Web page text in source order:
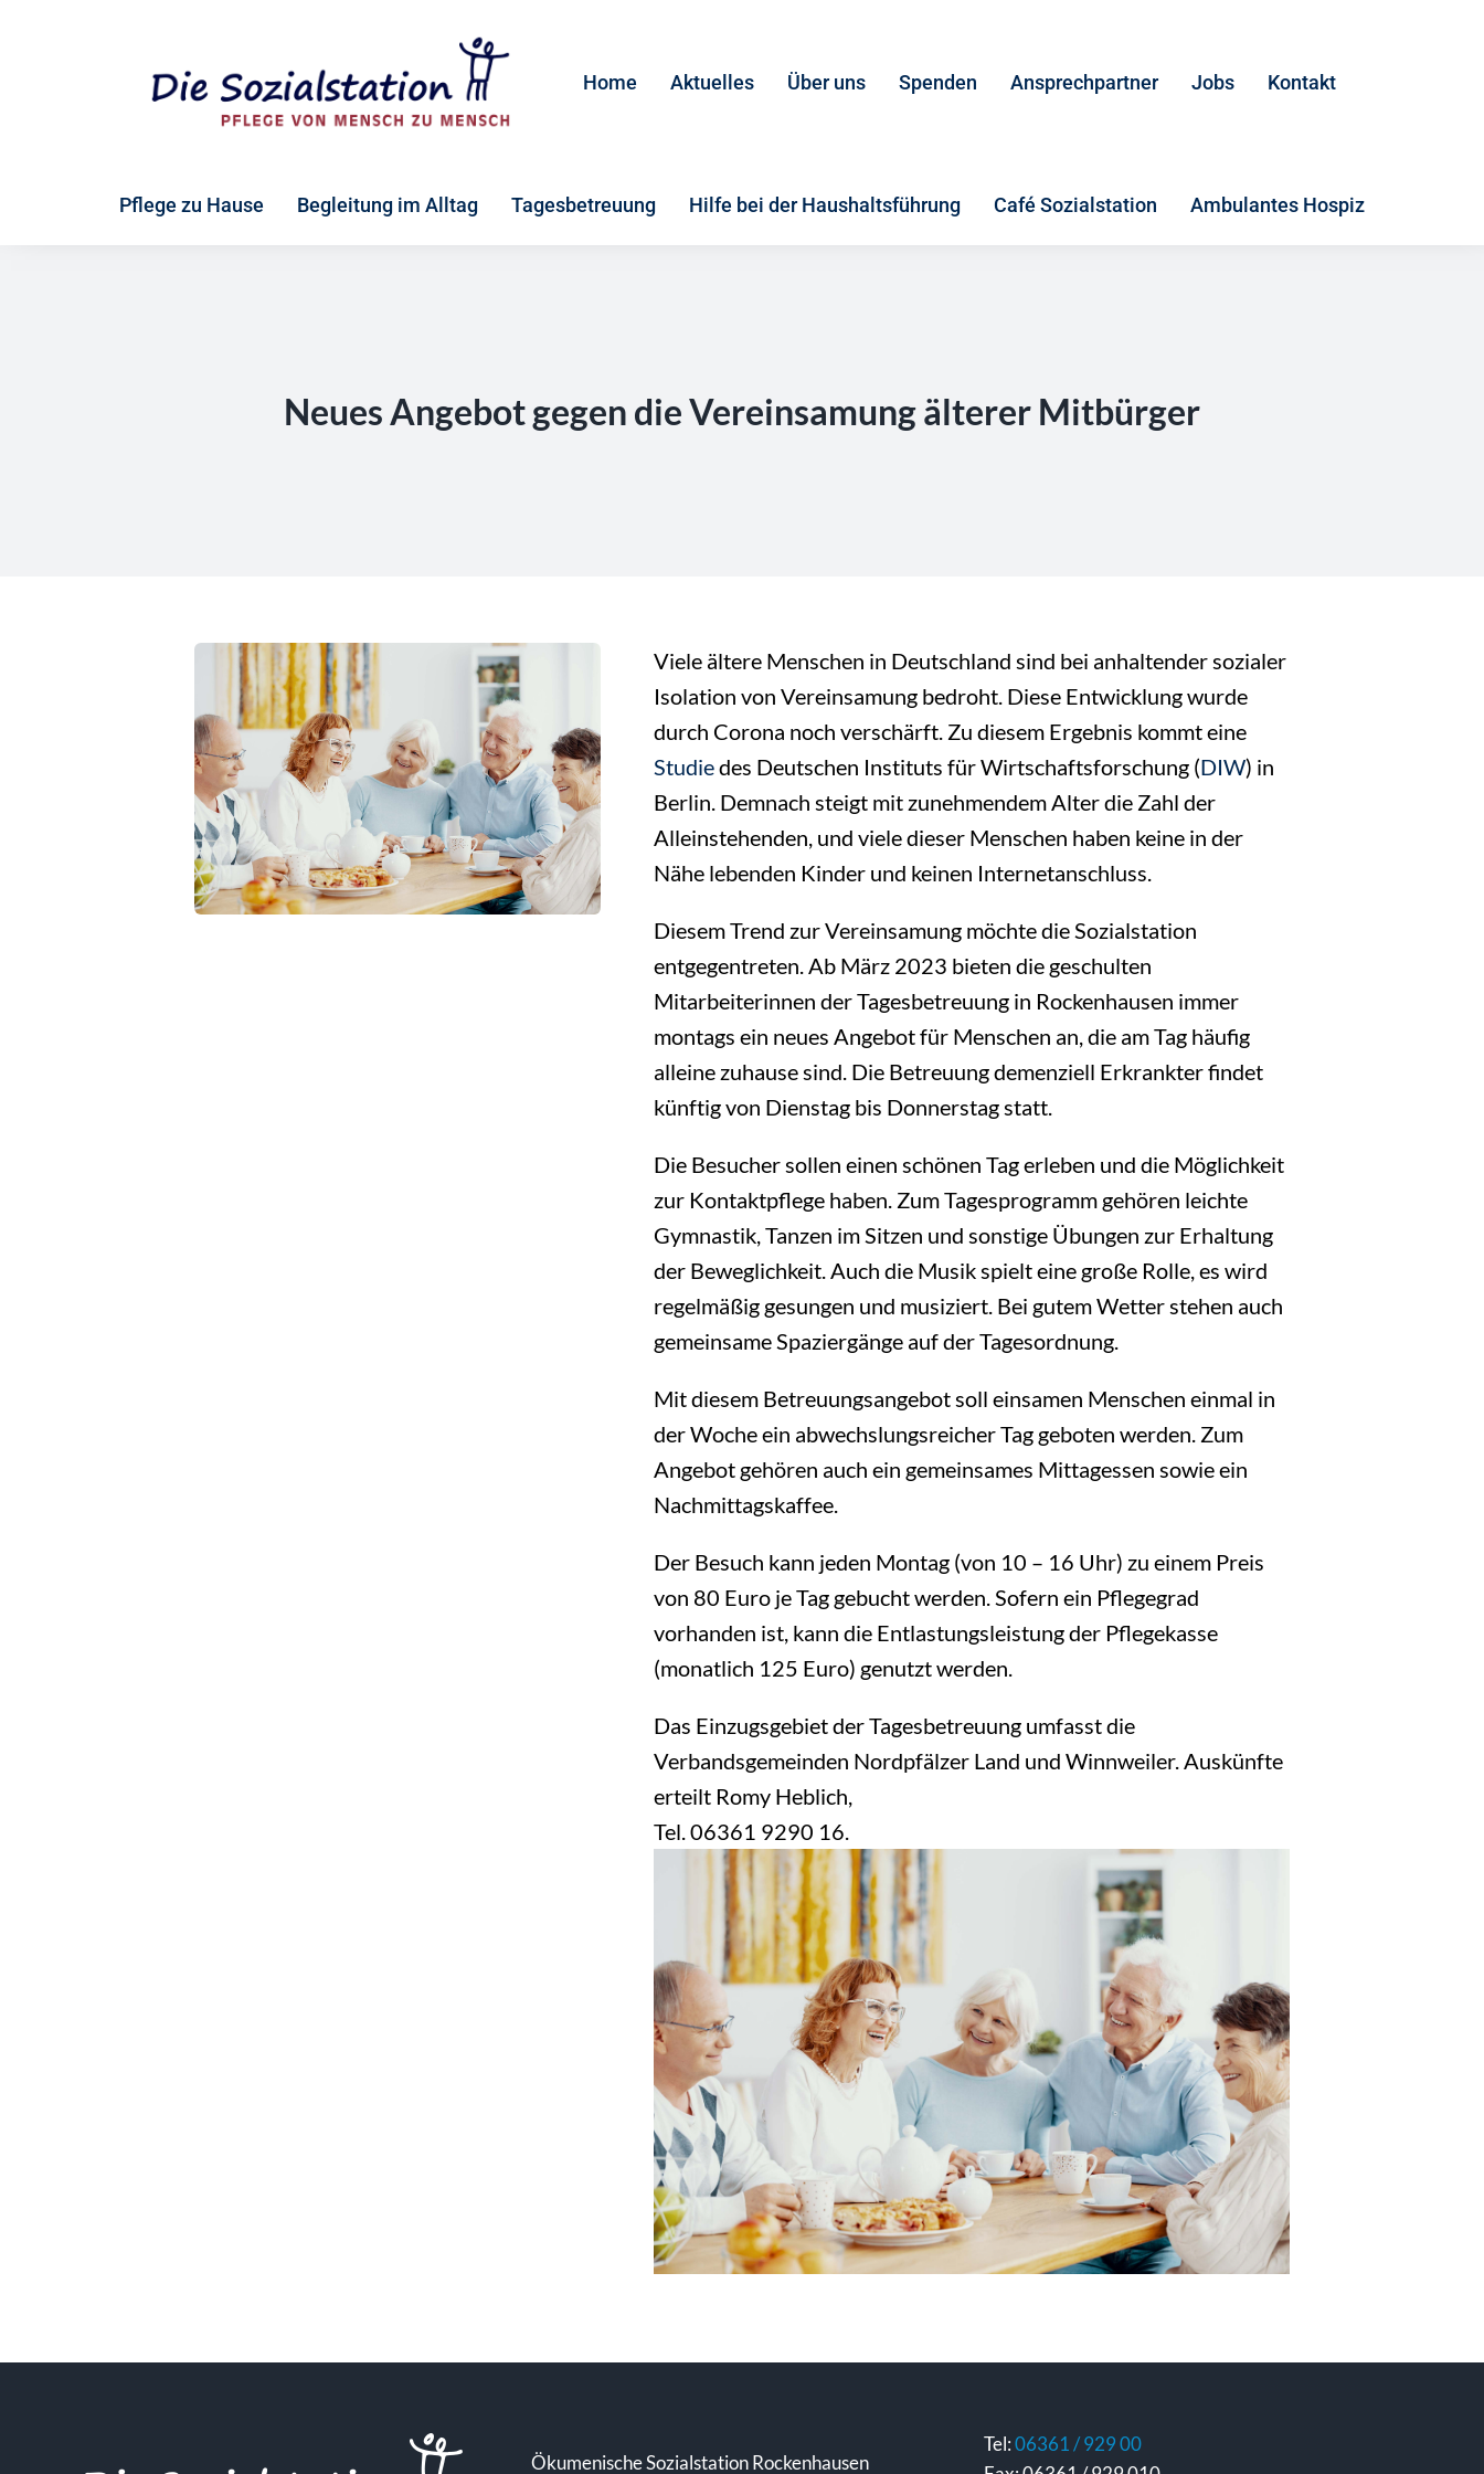
Home Aktuelles Über uns Spenden Ansprechpartner Jobs Kontakt
Pflege zu Hause Begleitung im Alltag Tagesbetreuung Hilfe bei der Haushaltsführung Café Sozialstation Ambulantes Hospiz
Neues Angebot gegen die Vereinsamung älterer Mitbürger
Viele ältere Menschen in Deutschland sind bei anhaltender sozialer
Isolation von Vereinsamung bedroht. Diese Entwicklung wurde
durch Corona noch verschärft. Zu diesem Ergebnis kommt eine
Studiedes Deutschen Instituts für Wirtschaftsforschung (DIW) in
Berlin. Demnach steigt mit zunehmendem Alter die Zahl der
Alleinstehenden, und viele dieser Menschen haben keine in der
Nähe lebenden Kinder und keinen Internet­anschluss.
Diesem Trend zur Vereinsamung möchte die Sozialstation
entgegentreten. Ab März 2023 bieten die geschulten
Mitarbeiterinnen der Tagesbetreuung in Rockenhausen immer
montags ein neues Angebot für Menschen an, die am Tag häufig
alleine zuhause sind. Die Betreuung demenziell Erkrankter findet
künftig von Dienstag bis Donnerstag statt.
Die Besucher sollen einen schönen Tag erleben und die Möglichkeit
zur Kontaktpflege haben. Zum Tagesprogramm gehören leichte
Gymnastik, Tanzen im Sitzen und sonstige Übungen zur Erhaltung
der Beweglichkeit. Auch die Musik spielt eine große Rolle, es wird
regelmäßig gesungen und musiziert. Bei gutem Wetter stehen auch
gemeinsame Spaziergänge auf der Tagesordnung.
Mit diesem Betreuungsangebot soll einsamen Menschen einmal in
der Woche ein abwechslungsreicher Tag geboten werden. Zum
Angebot gehören auch ein gemeinsames Mittagessen sowie ein
Nachmittagskaffee.
Der Besuch kann jeden Montag (von 10 – 16 Uhr) zu einem Preis
von 80 Euro je Tag gebucht werden. Sofern ein Pflegegrad
vorhanden ist, kann die Entlastungsleistung der Pflegekasse
(monatlich 125 Euro) genutzt werden.
Das Einzugsgebiet der Tagesbetreuung umfasst die
Verbandsgemeinden Nordpfälzer Land und Winnweiler. Auskünfte
erteilt Romy Heblich,
Tel. 06361 9290 16.
Ökumenische Sozialstation Rockenhausen
Tel:06361 / 929 00